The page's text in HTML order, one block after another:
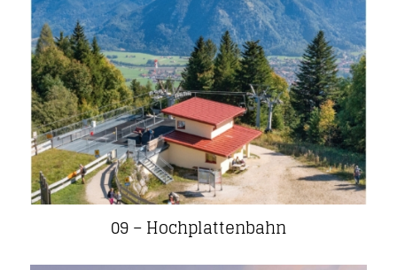
09 – Hochplattenbahn